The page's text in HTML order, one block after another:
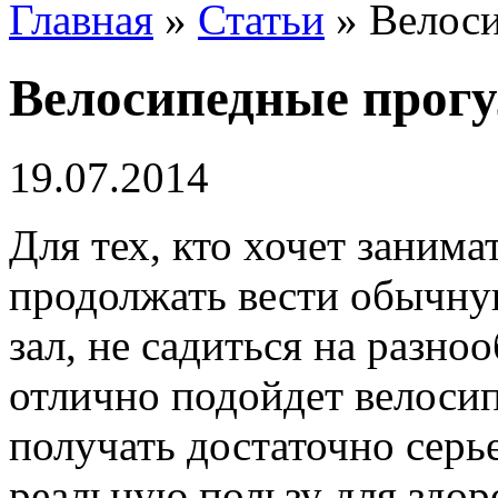
Главная » Статьи »
Велосипедные
19.07.2014
Для тех, кто хочет
продолжать вести
зал, не садиться на
отлично подойдет
получать достаточно